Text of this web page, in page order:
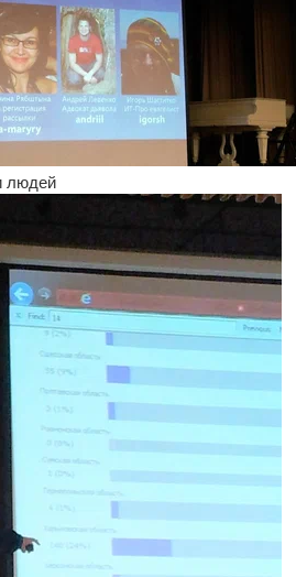
людей